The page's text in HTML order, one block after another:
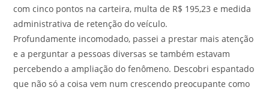
com cinco pontos na carteira, multa de R$ 195,23 e medida
administrativa de retenção do veículo.
Profundamente incomodado, passei a prestar mais atenção
e a perguntar a pessoas diversas se também estavam
percebendo a ampliação do fenômeno. Descobri espantado
que não só a coisa vem num crescendo preocupante como